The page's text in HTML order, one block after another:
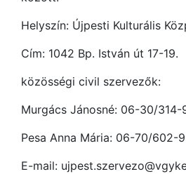
Helyszín: Újpesti Kulturális
Cím: 1042 Bp. István út 17-19.
közösségi civil szervezők:
Murgács Jánosné: 06-30/314-
Pesa Anna Mária: 06-70/602-
E-mail: